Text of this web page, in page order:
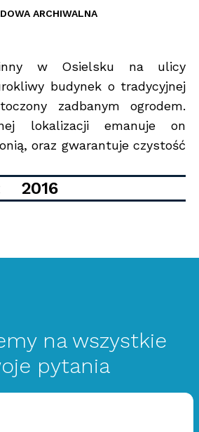
ARCHIWALNA
w Osielsku na ulicy
budynek o tradycyjnej
zadbanym ogrodem.
lokalizacji emanuje on
oraz gwarantuje czystość
2016
na wszystkie
pytania